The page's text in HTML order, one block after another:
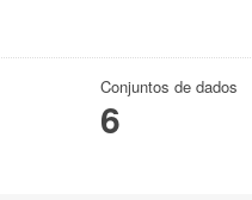
Conjuntos de dados
6